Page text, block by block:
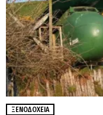
ΞΕΝΟΔΟΧΕΊΑ